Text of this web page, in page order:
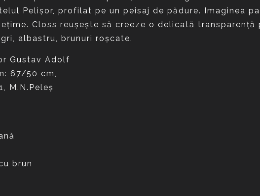
Pelişor, profilat pe un peisaj de pădure. Imaginea
Closs reuşeşte să creeze o delicată transparenţă
albastru, brunuri roşcate.
brun